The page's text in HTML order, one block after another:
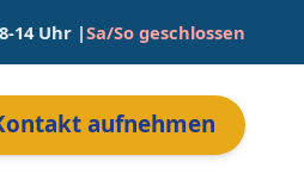
14 Uhr |Sa/So geschlossen
aufnehmen